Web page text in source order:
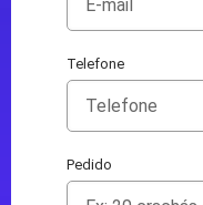
Telefone
Pedido